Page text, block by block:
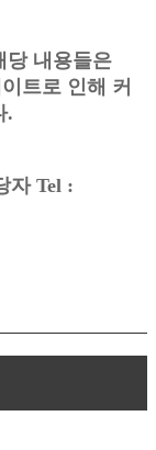
당 내용들은
트로 인해 커
.
자 Tel :